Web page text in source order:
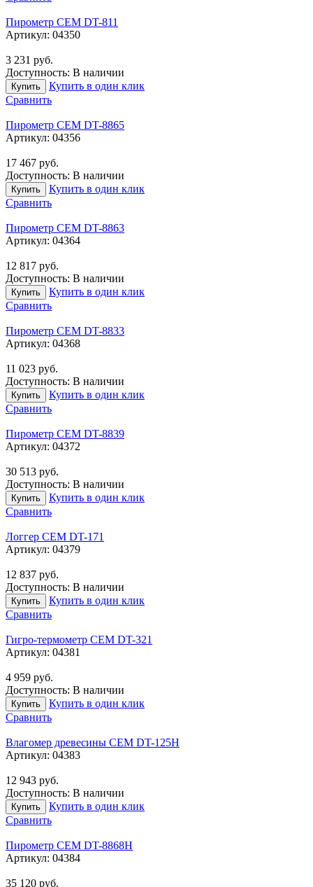
Пирометр CEM DT-811
Артикул: 04350
3 231 руб.
Доступность: В наличии
Купить
Купить в один клик
Сравнить
Пирометр CEM DT-8865
Артикул: 04356
17 467 руб.
Доступность: В наличии
Купить
Купить в один клик
Сравнить
Пирометр CEM DT-8863
Артикул: 04364
12 817 руб.
Доступность: В наличии
Купить
Купить в один клик
Сравнить
Пирометр CEM DT-8833
Артикул: 04368
11 023 руб.
Доступность: В наличии
Купить
Купить в один клик
Сравнить
Пирометр CEM DT-8839
Артикул: 04372
30 513 руб.
Доступность: В наличии
Купить
Купить в один клик
Сравнить
Логгер CEM DT-171
Артикул: 04379
12 837 руб.
Доступность: В наличии
Купить
Купить в один клик
Сравнить
Гигро-термометр CEM DT-321
Артикул: 04381
4 959 руб.
Доступность: В наличии
Купить
Купить в один клик
Сравнить
Влагомер древесины CEM DT-125H
Артикул: 04383
12 943 руб.
Доступность: В наличии
Купить
Купить в один клик
Сравнить
Пирометр CEM DT-8868H
Артикул: 04384
35 120 руб.